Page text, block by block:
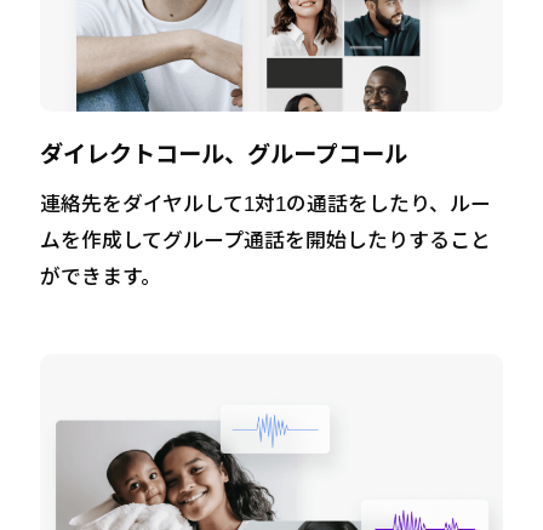
ダイレクトコール、グループコール
連絡先をダイヤルして1対1の通話をしたり、ルー
ムを作成してグループ通話を開始したりすること
ができます。